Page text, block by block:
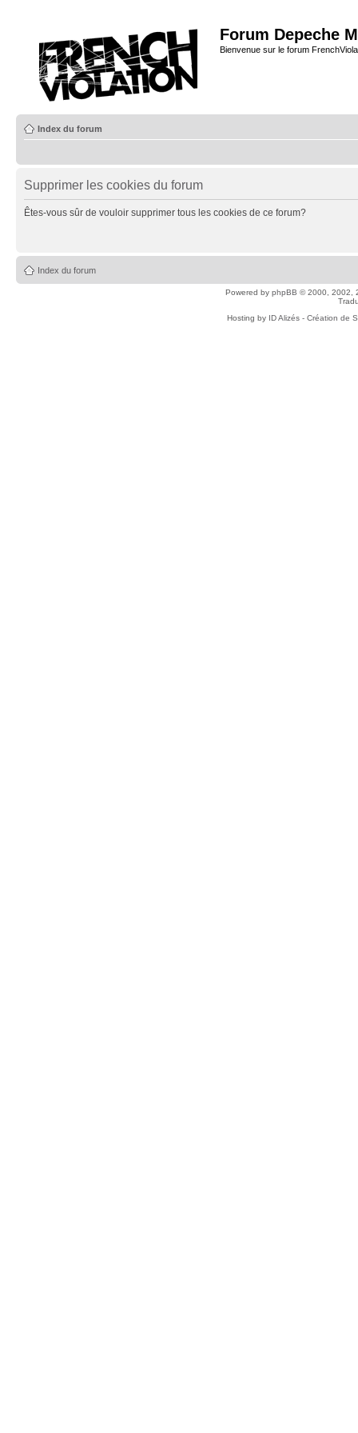
Forum Depeche
Bienvenue sur le forum
Index du forum
Supprimer les cookies du forum
Êtes-vous sûr de vouloir supprimer tous les cookies de ce forum?
Index du forum
Powered by phpBB © 2000, 2002,
Hosting by ID Alizés - Création de